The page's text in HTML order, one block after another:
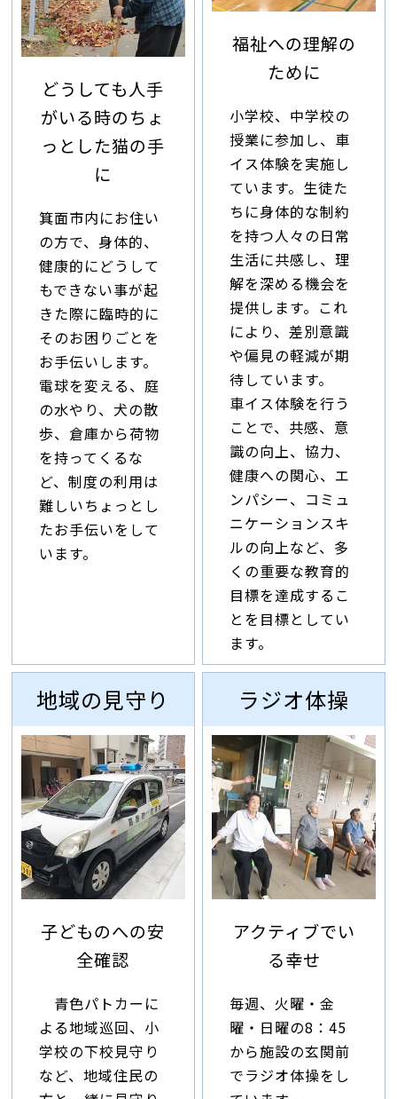
どうしても人手
がいる時のちょ
っとした猫の手
に
箕面市内にお住い
の方で、身体的、
健康的にどうして
もできない事が起
きた際に臨時的に
そのお困りごとを
お手伝いします。
電球を変える、庭
の水やり、犬の散
歩、倉庫から荷物
を持ってくるな
ど、制度の利用は
難しいちょっとし
たお手伝いをして
います。
福祉への理解の
ために
小学校、中学校の
授業に参加し、車
イス体験を実施し
ています。生徒た
ちに身体的な制約
を持つ人々の日常
生活に共感し、理
解を深める機会を
提供します。これ
により、差別意識
や偏見の軽減が期
待しています。
車イス体験を行う
ことで、共感、意
識の向上、協力、
健康への関心、エ
ンパシー、コミュ
ニケーションスキ
ルの向上など、多
くの重要な教育的
目標を達成するこ
とを目標としてい
ます。
地域の見守り
子どものへの安
全確認
青色パトカーに
よる地域巡回、小
学校の下校見守り
など、地域住民の
ラジオ体操
アクティブでい
る幸せ
毎週、火曜・金
曜・日曜の8：45
から施設の玄関前
でラジオ体操をし